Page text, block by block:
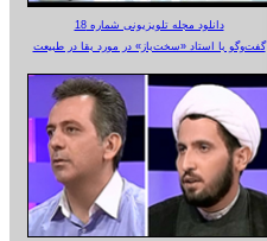
دانلود مجله تلویزیونی شماره 18
گفت‌وگو با استاد «سخت‌باز» در مورد بقا در طبیعت